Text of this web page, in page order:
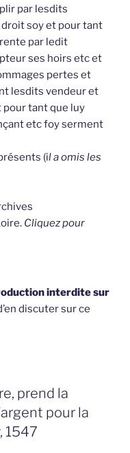
par lesdits
soy et pour tant
par ledit
ses hoirs etc et
pertes et
lesdits vendeur et
pour tant que luy
etc foy serment
(il a omis les
Cliquez pour
interdite sur
discuter sur ce
prend la
pour la
1547